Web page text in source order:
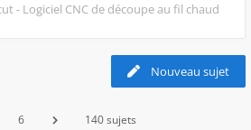
- Logiciel CNC de découpe au fil chaud
Nouveau sujet
6 140 sujets